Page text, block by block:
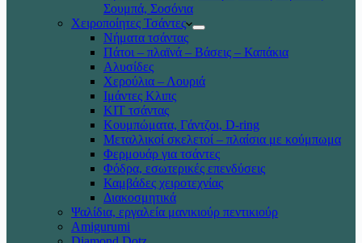
Σουμπά, Σοσόνια
Χειροποίητες Τσάντες
Νήματα τσάντας
Πάτοι – πλαϊνά – Βάσεις – Καπάκια
Αλυσίδες
Χερούλια – Λουριά
Ιμάντες Κλιπς
ΚΙΤ τσάντας
Κουμπώματα, Γάντζοι, D-ring
Μεταλλικοί σκελετοί – πλαίσια με κούμπωμα
Φερμουάρ για τσάντες
Φόδρα, εσωτερικές επενδύσεις
Καμβάδες χειροτεχνίας
Διακοσμητικά
Ψαλίδια, εργαλεία μανικιούρ πεντικιούρ
Amigurumi